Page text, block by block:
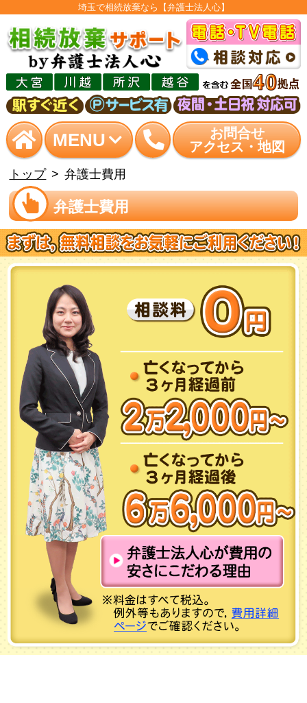
埼玉で相続放棄なら【弁護士法人心】
MENU
お問合せ
アクセス・地図
トップ 弁護士費用
弁護士費用